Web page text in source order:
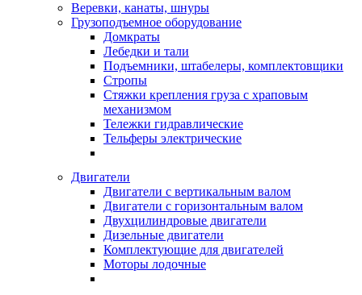
Веревки, канаты, шнуры
Грузоподъемное оборудование
Домкраты
Лебедки и тали
Подъемники, штабелеры, комплектовщики
Стропы
Стяжки крепления груза с храповым
механизмом
Тележки гидравлические
Тельферы электрические
Двигатели
Двигатели с вертикальным валом
Двигатели с горизонтальным валом
Двухцилиндровые двигатели
Дизельные двигатели
Комплектующие для двигателей
Моторы лодочные